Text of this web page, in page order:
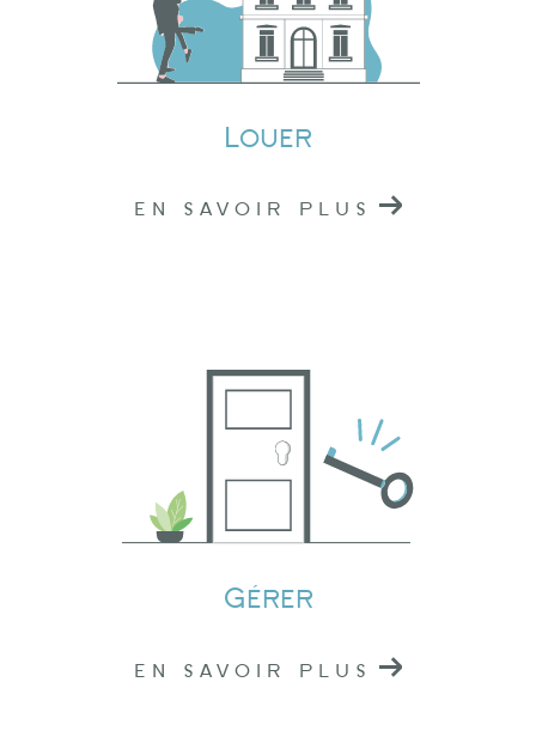
faites le choix de la qualité, de la confiance et
de l'engagement. Nous sommes votre partenaire
immobilier de confiance dans l'Ouest
Louer
EN SAVOIR PLUS
Gérer
EN SAVOIR PLUS